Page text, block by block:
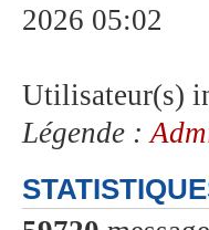
2026 05:02
Utilisateur(s)
Légende :